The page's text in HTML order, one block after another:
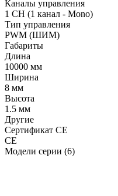
Каналы управления
1 CH (1 канал - Mono)
Тип управления
PWM (ШИМ)
Габариты
Длина
10000 мм
Ширина
8 мм
Высота
1.5 мм
Другие
Сертификат CE
CE
Модели серии (6)